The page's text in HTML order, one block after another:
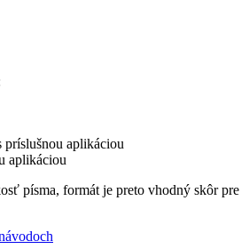
príslušnou aplikáciou
aplikáciou
písma, formát je preto vhodný skôr pre